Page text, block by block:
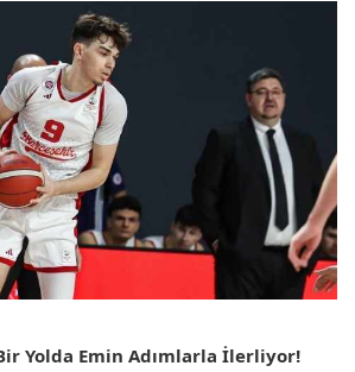
Yolda Emin Adımlarla İlerliyor!